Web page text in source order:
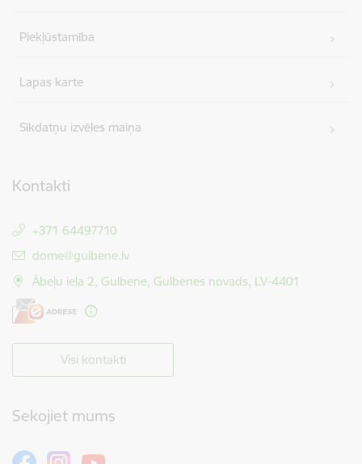
Piekļūstamība
Lapas karte
Sīkdatņu izvēles maiņa
Kontakti
+371 64497710
E-pasts:
dome@gulbene.lv
Ābeļu iela 2, Gulbene, Gulbenes novads, LV-4401
Visi kontakti
Sekojiet mums